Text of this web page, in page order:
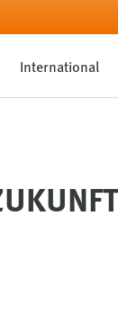
International